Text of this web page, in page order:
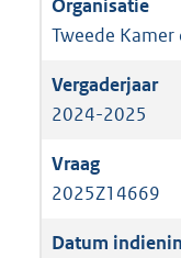
Tweede
2024-2025
2025Z14669